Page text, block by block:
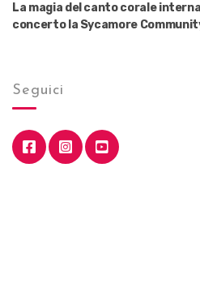
La magia del canto corale
concerto la Sycamore
Seguici